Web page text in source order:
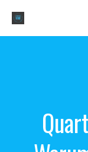
Inhalt
springen